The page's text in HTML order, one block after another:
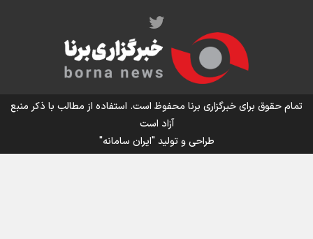
اینفو برنا/ میزان مالیات بر ارزش افزوده چقدر است؟
تمام حقوق برای خبرگزاری برنا محفوظ است. استفاده از مطالب با ذکر منبع
آزاد است
طراحی و تولید"ایران سامانه"